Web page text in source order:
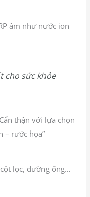
âm như nước ion
cho sức khỏe
lọc, đường ống…